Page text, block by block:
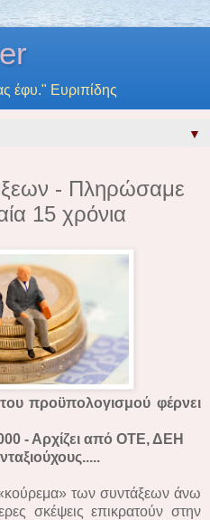
έφυ." Ευριπίδης
▼
- Πληρώσαμε
15 χρόνια
προϋπολογισμού φέρνει
- Αρχίζει από ΟΤΕ, ΔΕΗ
των συντάξεων άνω
σκέψεις επικρατούν στην